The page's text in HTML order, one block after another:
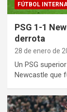
FÚTBOL
PSG 1-1
derrota
28 de enero de
Un PSG
Newcastle que